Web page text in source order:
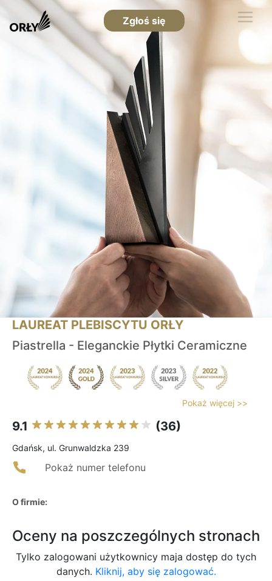
Zgłoś się
LAUREAT PLEBISCYTU ORŁY
Piastrella - Eleganckie Płytki Ceramiczne
Pokaż więcej >>
9.1 (36)
Gdańsk, ul. Grunwaldzka 239
Pokaż numer telefonu
O firmie:
Oceny na poszczególnych stronach
Tylko zalogowani użytkownicy maja dostęp do tych
danych. Kliknij, aby się zalogować.